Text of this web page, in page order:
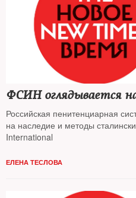
ФСИН оглядывается
Российская пенитенциарная
на наследие и методы
International
ЕЛЕНА ТЕСЛОВА